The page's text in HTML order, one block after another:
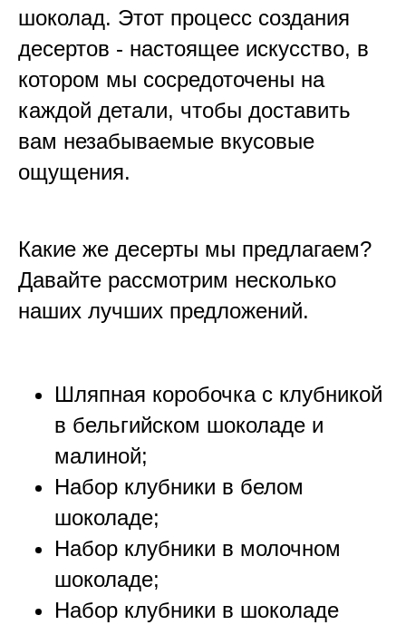
шоколад. Этот процесс создания
десертов - настоящее искусство, в
котором мы сосредоточены на
каждой детали, чтобы доставить
вам незабываемые вкусовые
ощущения.
Какие же десерты мы предлагаем?
Давайте рассмотрим несколько
наших лучших предложений.
Шляпная коробочка с клубникой
в бельгийском шоколаде и
малиной;
Набор клубники в белом
шоколаде;
Набор клубники в молочном
шоколаде;
Набор клубники в шоколаде